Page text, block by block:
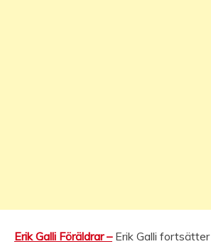
Erik Galli Föräldrar –Erik Galli